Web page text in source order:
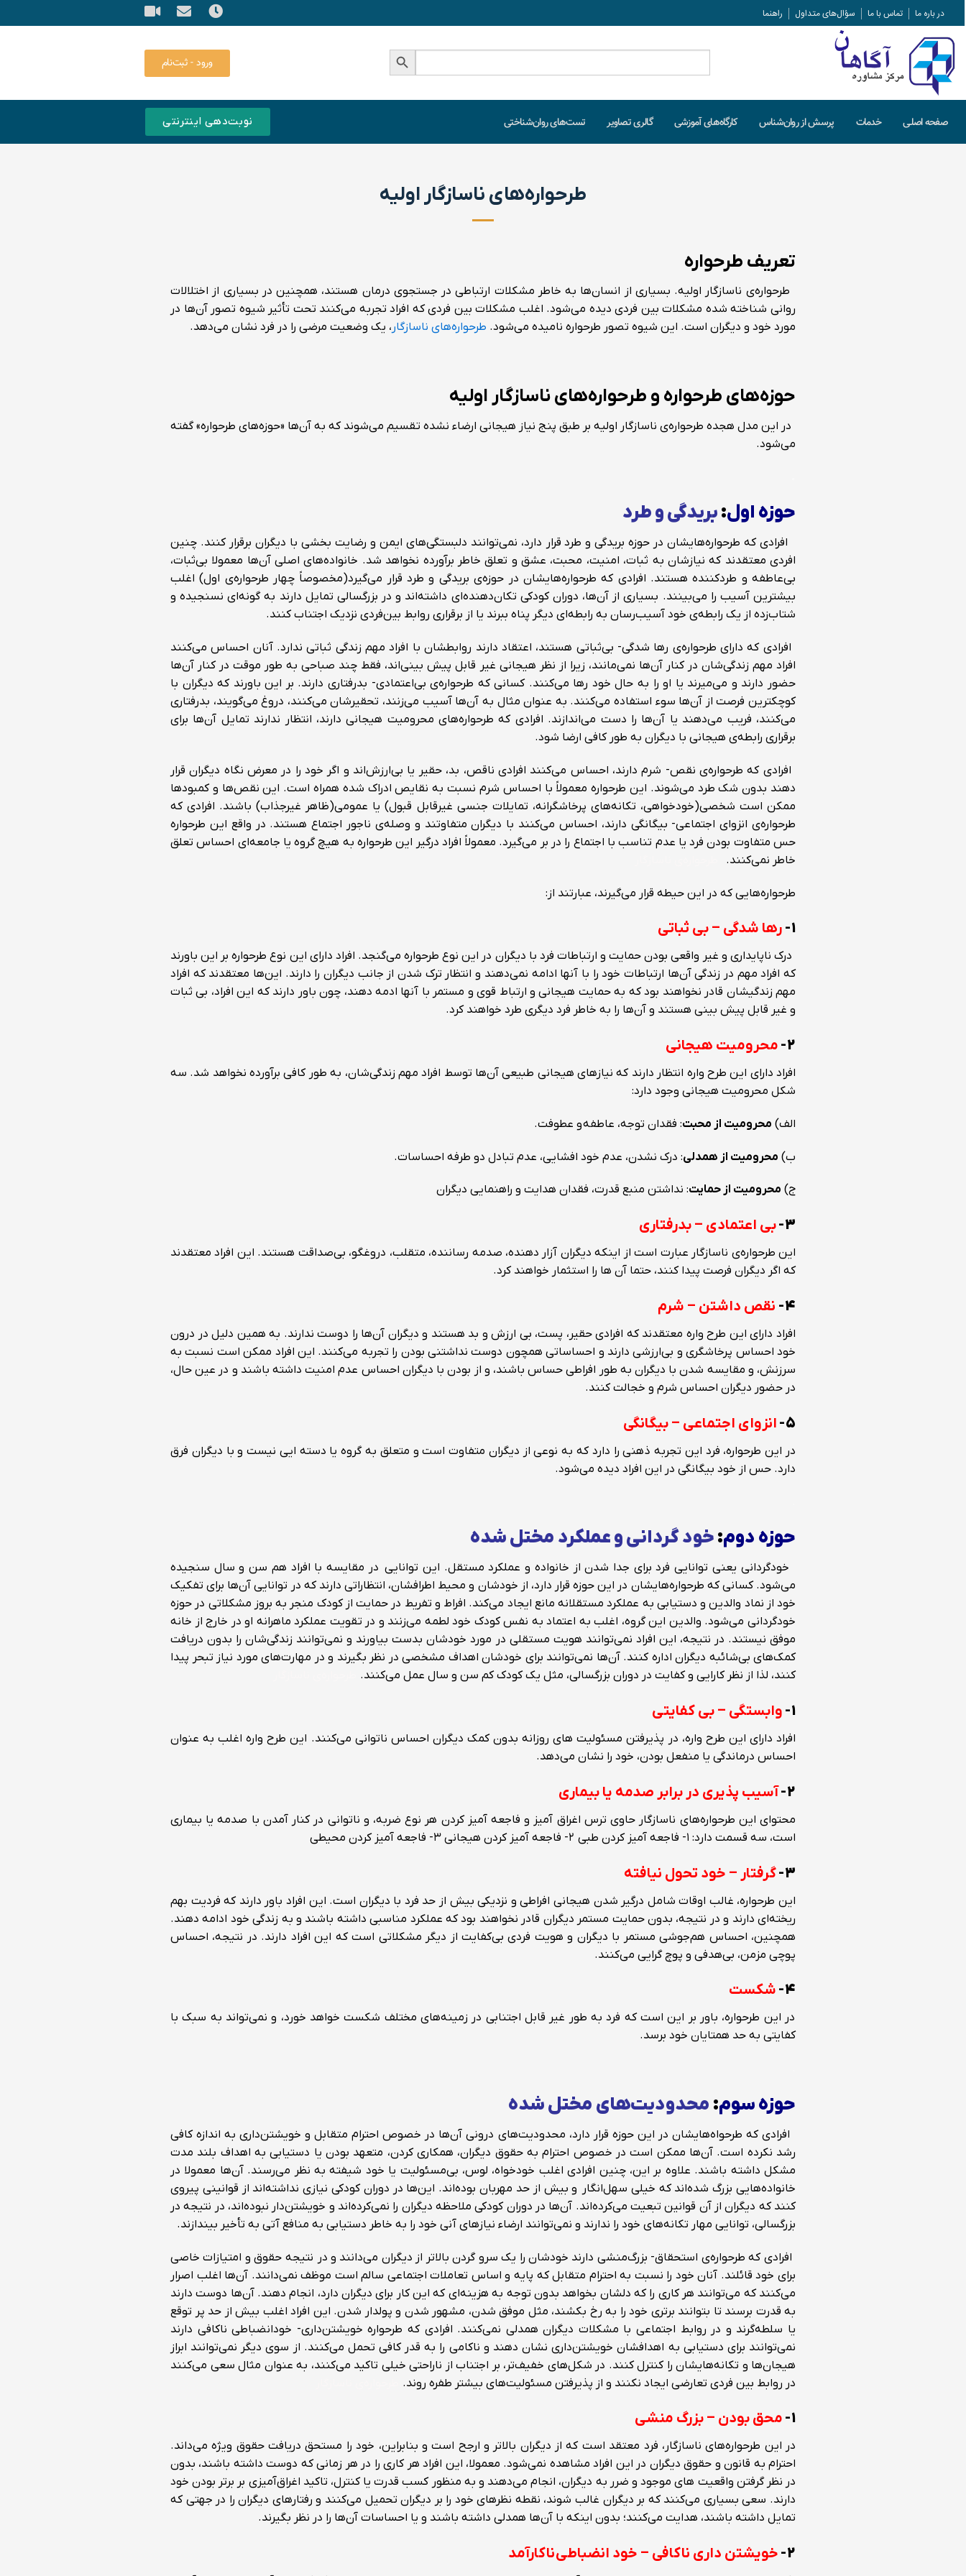
در باره ما تماس با ما سؤال‌های متداول راهنما
جستجو دکمه جستجو
ورود - ثبت‌نام
صفحه اصلـی خدمات پرسش از روان‌شناس کارگاه‌های آموزشی گالری تصاویر تست‌های روان‌شناختی نوبت‌دهی اینترنتی
طرحواره‌های ناسازگار اولیه
تعریف طرحواره
طرحواره‌ی ناسازگار اولیه. بسیاری از انسان‌ها به خاطر مشکلات ارتباطی در جستجوی درمان هستند، همچنین در بسیاری از اختلالات
روانی شناخته شده مشکلات بین فردی دیده می‌شود. اغلب مشکلات بین فردی که افراد تجربه می‌کنند تحت تأثیر شیوه تصور آن‌ها در
مورد خود و دیگران است. این شیوه تصور طرحواره نامیده می‌شود. طرحواره‌های ناسازگار ، یک وضعیت مرضی را در فرد نشان می‌دهد.
حوزه‌های طرحواره و طرحواره‌های ناسازگار اولیه
در این مدل هجده طرحواره‌ی ناسازگار اولیه بر طبق پنج نیاز هیجانی ارضاء نشده تقسیم می‌شوند که به آن‌ها «حوز‌ه‌های طرحواره» گفته
می‌شود.
حوزه اول:بریدگی و طرد
افرادی که طرحواره‌هایشان در حوزه بریدگی و طرد قرار دارد، نمی‌توانند دلبستگی‌های ایمن و رضایت بخشی با دیگران برقرار کنند. چنین
افردی معتقدند که نیازشان‌ به ثبات، امنیت، محبت، عشق و تعلق خاطر برآورده نخواهد شد. خانواده‌های اصلی آن‌ها معمولا بی‌ثبات،
بی‌عاطفه و طردکننده هستند. افرادی که طرحواره‌هایشان در حوزه‌ی بریدگی و طرد قرار می‌گیرد(مخصوصاً چهار طرحواره‌ی اول) اغلب
بیشترین آسیب را می‌بینند. بسیاری از آن‌ها، دوران کودکی تکان‌دهنده‌ای داشته‌اند و در بزرگسالی تمایل دارند به گونه‌ای نسنجیده و
شتاب‌زده از یک رابطه‌ی خود آسیب‌رسان به رابطه‌ای دیگر پناه ببرند یا از برقراری روابط بین‌فردی نزدیک اجتناب کنند.
افرادی که دارای طرحواره‌ی رها شدگی- بی‌ثباتی هستند، اعتقاد دارند روابطشان با افراد مهم زندگی ثباتی ندارد. آنان احساس می‌کنند
افراد مهم زندگی‌شان در کنار آن‌ها نمی‌مانند، زیرا از نظر هیجانی غیر قابل پیش بینی‌اند، فقط چند صباحی به طور موقت در کنار آن‌ها
حضور دارند و می‌میرند یا او را به حال خود رها می‌کنند. کسانی که طرحواره‌ی بی‌اعتمادی- بدرفتاری دارند. بر این باورند که دیگران با
کوچکترین فرصت از آن‌ها سوء استفاده می‌کنند. به عنوان مثال به آن‌ها آسیب می‌زنند،‌ تحقیرشان می‌کنند، دروغ می‌گویند،‌ بدرفتاری
می‌کنند، فریب می‌دهند یا آن‌ها را دست می‌اندازند. افرادی که طرحواره‌های محرومیت هیجانی دارند، انتظار ندارند تمایل آن‌ها برای
برقراری رابطه‌ی هیجانی با دیگران به طور کافی ارضا شود.
افرادی که طرحواره‌ی نقص- شرم دارند، احساس می‌کنند افرادی ناقص، بد، حقیر یا بی‌ارزش‌اند و اگر خود را در معرض نگاه دیگران قرار
دهند بدون شک طرد می‌شوند. این طرحواره معمولاً با احساس شرم نسبت به نقایص ادراک شده همراه است. این نقص‌ها و کمبودها
ممکن است شخصی(خودخواهی، تکانه‌های پرخاشگرانه، تمایلات جنسی غیرقابل قبول) یا عمومی(ظاهر غیرجذاب) ‌باشند. افرادی که
طرحواره‌ی انزوای اجتماعی- بیگانگی دارند، احساس می‌کنند با دیگران متفاوتند و وصله‌ی ناجور اجتماع هستند. در واقع این طرحواره
حس متفاوت بودن فرد یا عدم تناسب با اجتماع را در بر می‌گیرد. معمولاً افراد درگیر این طرحواره به هیچ گروه یا جامعه‌ای احساس تعلق
خاطر نمی‌کنند.
طرحواره‌هایی که در این حیطه قرار می‌گیرند، عبارتند از:
۱- رها شدگی – بی ثباتی
درک ناپایداری و غیر واقعی بودن حمایت و ارتباطات فرد با دیگران در این نوع طرحواره می‌گنجد. افراد دارای این نوع طرحواره بر این باورند
که افراد مهم در زندگی آن‌ها ارتباطات خود را با آنها ادامه نمی‌دهند و انتظار ترک شدن از جانب دیگران را دارند. این‌ها معتقدند که افراد
مهم زندگیشان قادر نخواهند بود که به حمایت هیجانی و ارتباط قوی و مستمر با آنها ادمه دهند، چون باور دارند که این افراد، بی ثبات
و غیر قابل پیش بینی هستند و آن‌ها را به خاطر فرد دیگری طرد خواهند کرد.
۲- محرومیت هیجانی
افراد دارای این طرح واره انتظار دارند که نیازهای هیجانی طبیعی آن‌ها توسط افراد مهم زندگی‌شان، به طور کافی برآورده نخواهد شد. سه
شکل محرومیت هیجانی وجود دارد:
الف) محرومیت از محبت: فقدان توجه، عاطفه و عطوفت.
ب) محرومیت از همدلی: درک نشدن، عدم خود افشایی، عدم تبادل دو طرفه احساسات.
ج) محرومیت از حمایت: نداشتن منبع قدرت، فقدان هدایت و راهنمایی دیگران
۳- بی اعتمادی – بدرفتاری
این طرحواره‌ی ناسازگار عبارت است از اینکه دیگران آزار دهنده، صدمه رساننده، متقلب، دروغگو، بی‌صداقت هستند. این افراد معتقدند
که اگر دیگران فرصت پیدا کنند، حتما آن ها را استثمار خواهند کرد.
۴- نقص داشتن – شرم
افراد دارای این طرح واره معتقدند که افرادی حقیر، پست، بی ارزش و بد هستند و دیگران آن‌ها را دوست ندارند. به همین دلیل در درون
خود احساس پرخاشگری و بی‌ارزشی دارند و احساساتی همچون دوست نداشتنی بودن را تجربه می‌کنند. این افراد ممکن است نسبت به
سرزنش، و مقایسه شدن با دیگران به طور افراطی حساس باشند، و از بودن با دیگران احساس عدم امنیت داشته باشند و در عین حال،
در حضور دیگران احساس شرم و خجالت کنند.
۵- انزوای اجتماعی – بیگانگی
در این طرحواره، فرد این تجربه ذهنی را دارد که به نوعی از دیگران متفاوت است و متعلق به گروه یا دسته ایی نیست و با دیگران فرق
دارد. حس از خود بیگانگی در این افراد دیده می‌شود.
حوزه دوم:خود گردانی و عملکرد مختل شده
خودگردانی یعنی توانایی فرد برای جدا شدن از خانواده و عملکرد مستقل. این توانایی در مقایسه با افراد هم سن و سال سنجیده
می‌شود. کسانی که طرحواره‌هایشان در این حوزه قرار دارد، از خودشان و محیط اطرافشان، انتظاراتی دارند که در توانایی آن‌ها برای تفکیک
خود از نماد والدین و دستیابی به عملکرد مستقلانه مانع ایجاد می‌کند. افراط و تفریط در حمایت از کودک منجر به بروز مشکلاتی در حوزه
خودگردانی می‌شود. والدین این گروه، اغلب به اعتماد به نفس کودک خود لطمه می‌زنند و در تقویت عملکرد ماهرانه او در خارج از خانه
موفق نیستند. در نتیجه، این افراد نمی‌توانند هویت مستقلی در مورد خودشان بدست بیاورند و نمی‌توانند زندگی‌شان را بدون دریافت
کمک‌های بی‌شائبه دیگران اداره کنند. آن‌ها نمی‌توانند برای خودشان اهداف مشخصی در نظر بگیرند و در مهارت‌های مورد نیاز تبحر پیدا
کنند، لذا از نظر کارایی و کفایت در دوران بزرگسالی، مثل یک کودک کم سن و سال عمل می‌کنند.
۱- وابستگی – بی کفایتی
افراد دارای این طرح واره، در پذیرفتن مسئولیت های روزانه بدون کمک دیگران احساس ناتوانی می‌کنند. این طرح واره اغلب به عنوان
احساس درماندگی یا منفعل بودن، خود را نشان می‌دهد.
۲- آسیب پذیری در برابر صدمه یا بیماری
محتوای این طرحواره‌های ناسازگار حاوی ترس اغراق آمیز و فاجعه آمیز کردن هر نوع ضربه، و ناتوانی در کنار آمدن با صدمه یا بیماری
است، سه قسمت دارد: ۱- فاجعه آمیز
کردن طبی ۲- فاجعه آمیز کردن هیجانی ۳- فاجعه آمیز کردن محیطی
۳- گرفتار – خود تحول نیافته
این طرحواره، غالب اوقات شامل درگیر شدن هیجانی افراطی و نزدیکی بیش از حد فرد با دیگران است. این افراد باور دارند که فردیت بهم
ریخته‌ای دارند و در نتیجه، بدون حمایت مستمر دیگران قادر نخواهند بود که عملکرد مناسبی داشته باشند و به زندگی خود ادامه دهند.
همچنین، احساس هم‌جوشی مستمر با دیگران و هویت فردی بی‌کفایت از دیگر مشکلاتی است که این افراد دارند. در نتیجه، احساس
پوچی مزمن، بی‌هدفی و پوچ گرایی می‌کنند.
۴- شکست
در این طرحواره، باور بر این است که فرد به طور غیر قابل اجتنابی در زمینه‌های مختلف شکست خواهد خورد، و نمی‌تواند به سبک با
کفایتی به حد همتایان خود برسد.
حوزه سوم: محدودیت‌های مختل شده
افرادی که طرحواه‌هایشان در این حوزه قرار دارد، محدودیت‌های درونی آن‌ها در خصوص احترام متقابل و خویشتن‌داری به اندازه کافی
رشد نکرده است. آن‌ها ممکن است در خصوص احترام به حقوق دیگران، همکاری کردن، متعهد بودن یا دستیابی به اهداف بلند مدت
مشکل داشته باشند. علاوه بر این، چنین افرادی اغلب خودخواه، لوس، بی‌مسئولیت یا خود شیفته به نظر می‌رسند. آن‌ها معمولا در
خانواده‌هایی بزرگ شده‌اند که خیلی سهل‌انگار و بیش از حد مهربان بوده‌اند. این‌ها در دوران کودکی نیازی نداشته‌اند از قوانینی پیروی
کنند که دیگران از آن قوانین تبعیت می‌کرده‌اند. آن‌ها در دوران کودکی ملاحظه دیگران را نمی‌کرده‌اند و خویشتن‌دار نبوده‌اند، در نتیجه در
بزرگسالی، توانایی مهار تکانه‌های خود را ندارند و نمی‌توانند ارضاء نیازهای آنی خود را به خاطر دستیابی به منافع آتی به تأخیر بیندازند.
افرادی که طرحواره‌ی استحقاق- بزرگ‌منشی دارند خودشان را یک سرو گردن بالاتر از دیگران می‌دانند و در نتیجه حقوق و امتیازات خاصی
برای خود قائلند. آنان خود را نسبت به احترام متقابل که پایه و اساس تعاملات اجتماعی سالم است موظف نمی‌دانند. آن‌ها اغلب اصرار
می‌کنند که می‌توانند هر کاری را که دلشان بخواهد بدون توجه به هزینه‌ای که این کار برای دیگران دارد، انجام دهند. آن‌ها دوست دارند
به قدرت برسند تا بتوانند برتری خود را به رخ بکشند، مثل موفق شدن، مشهور شدن و پولدار شدن. این افراد اغلب بیش از حد پر توقع
یا سلطه‌گرند و در روابط اجتماعی با مشکلات دیگران همدلی نمی‌کنند. افرادی که طرحواره خویشتن‌داری- خودانضباطی ناکافی دارند
نمی‌توانند برای دستیابی به اهدافشان خویشتن‌داری نشان دهند و ناکامی را به قدر کافی تحمل می‌کنند. از سوی دیگر نمی‌توانند ابراز
هیجان‌ها و تکانه‌هایشان را کنترل کنند. در شکل‌های خفیف‌تر، بر اجتناب از ناراحتی خیلی تاکید می‌کنند، به عنوان مثال سعی می‌کنند
در روابط بین فردی تعارضی ایجاد نکنند و از پذیرفتن مسئولیت‌های بیشتر طفره روند.
۱- محق بودن –بزرگ منشی
در این طرحواره‌های ناسازگار، فرد معتقد است که از دیگران بالاتر و ارجح است و بنابراین، خود را مستحق دریافت حقوق ویژه می‌داند.
احترام به قانون و حقوق دیگران در این افراد مشاهده نمی‌شود. معمولا، این افراد هر کاری را در هر زمانی که دوست داشته باشند، بدون
در نظر گرفتن واقعیت های موجود و ضرر به دیگران، انجام می‌دهند و به منظور کسب قدرت یا کنترل، تاکید اغراق‌آمیزی بر برتر بودن خود
دارند. سعی بسیاری می‌کنند که بر دیگران غالب شوند، نقطه نظرهای خود را بر دیگران تحمیل می‌کنند و رفتارهای دیگران را در جهتی که
تمایل داشته باشند، هدایت می‌کنند؛ بدون اینکه با آن‌ها همدلی داشته باشند و یا احساسات آن‌ها را در نظر بگیرند.
۲- خویشتن داری ناکافی – خود انضباطی ناکارآمد